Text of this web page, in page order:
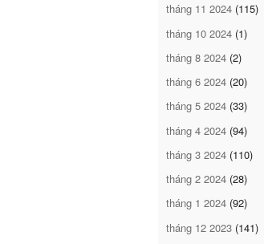
tháng 11 2024 (115)
tháng 10 2024 (1)
tháng 8 2024 (2)
tháng 6 2024 (20)
tháng 5 2024 (33)
tháng 4 2024 (94)
tháng 3 2024 (110)
tháng 2 2024 (28)
tháng 1 2024 (92)
tháng 12 2023 (141)